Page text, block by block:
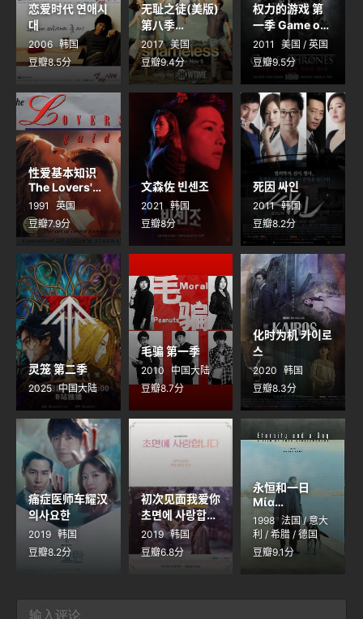
恋爱时代 연애시
대
2006 韩国
豆瓣8.5分
无耻之徒(美版)
第八季
Shameless
Season 8
2017 美国
豆瓣9.4分
权力的游戏 第
一季 Game of
Thrones
Season 1
2011
美国 / 英国
豆瓣9.5分
性爱基本知识
The Lovers'
Guide
1991
英国
豆瓣7.9分
文森佐 빈센조
2021 韩国
豆瓣8分
死因 싸인
2011 韩国
豆瓣8.2分
灵笼 第二季
2025 中国大陆
毛骗 第一季
2010
中国大陆
豆瓣8.7分
化时为机 카이로
스
2020
韩国
豆瓣8.3分
痛症医师车耀汉
의사요한
2019 韩国
豆瓣8.2分
初次见面我爱你
초면에 사랑합니
다
2019 韩国
豆瓣6.8分
永恒和一日
Μία
αιωνιότητα
και μία μέρα
1998 法国 / 意大
利 / 希腊 / 德国
豆瓣9.1分